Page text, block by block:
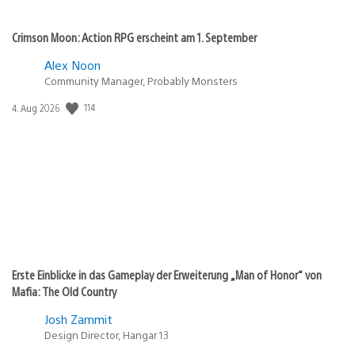
Crimson Moon: Action RPG erscheint am 1. September
Alex Noon
Community Manager, Probably Monsters
Veröffentlichungsdatum:
4. Aug 2026 114
Erste Einblicke in das Gameplay der Erweiterung „Man of Honor“ von
Mafia: The Old Country
Josh Zammit
Design Director, Hangar 13